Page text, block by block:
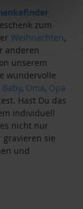
zum
Weihnachten,
anderen
unserem
wundervolle
Baby, Oma, Opa
Hast Du das
individuell
nicht nur
gravieren sie
und